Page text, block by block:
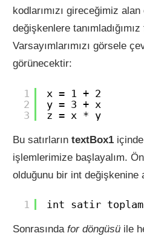
kodlarımızı gireceğimiz
değişkenlere
Varsayımlarımızı görsele
görünecektir:
1
2
3
x = 1 + 2
y = 3 + x
z = x * y
Bu satırlarıntextBox1
işlemlerimize başlayalım.
olduğunu bir int değişkenine
1 int
Sonrasındafor döngüsü ile